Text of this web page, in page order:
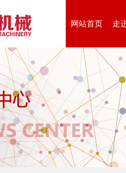
网站首页 走
大型树枝粉碎机
双轴撕碎机